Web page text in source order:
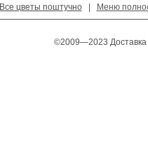
Все цветы поштучно| Меню
©2009—2023 Доставка